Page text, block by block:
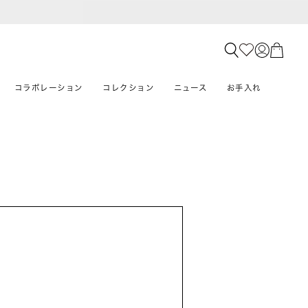
コラボレーション コレクション ニュース お手入れ